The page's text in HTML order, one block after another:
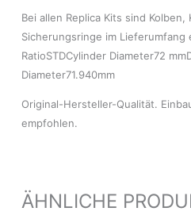
Bei allen Replica Kits sind
Sicherungsringe im Lieferumfang
RatioSTDCylinder Diameter72
Diameter71.940mm
Original-Hersteller-Qualität.
empfohlen.
ÄHNLICHE